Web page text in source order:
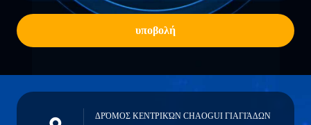
υποβολή
ΔΡΌΜΟΣ ΚΕΝΤΡΙΚΏΝ CHAOGUI ΓΙΑΓΙΆΔΩΝ